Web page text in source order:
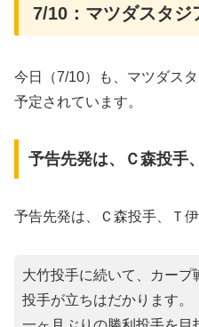
7/10：マツダスタジ
今日（7/10）も、マツダス
予定されています。
予告先発は、Ｃ森投手
予告先発は、Ｃ森投手、Ｔ伊
大竹投手に続いて、カープ
投手が立ちはだかります。